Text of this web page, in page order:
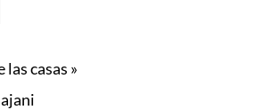
las casas »